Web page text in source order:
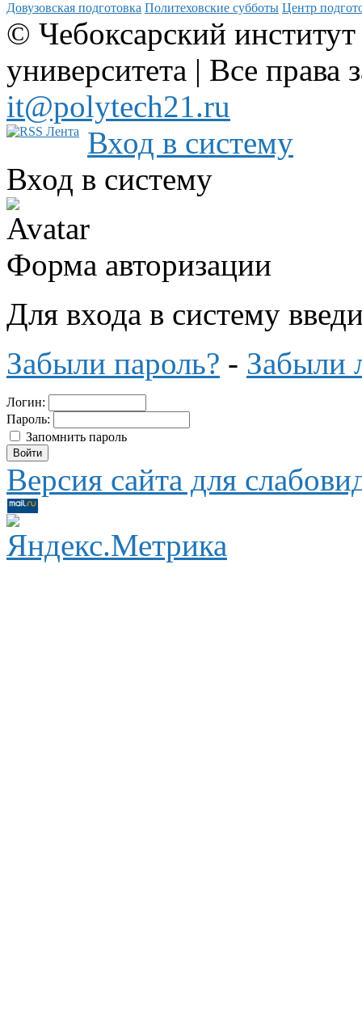
Довузовская подготовка Политеховские субботы Центр
© Чебоксарский
университета | Все
it@polytech21.ru
Вход в систему
Вход в систему
Форма авторизации
Для входа в систему
Забыли пароль? - Забыли
Логин:
Пароль:
Запомнить пароль
Версия сайта для